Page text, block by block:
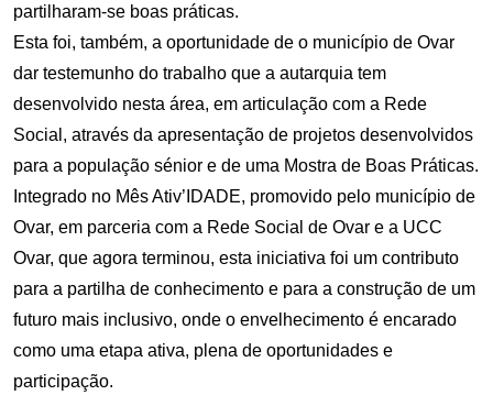
partilharam-se boas práticas.
Esta foi, também, a oportunidade de o município de Ovar
dar testemunho do trabalho que a autarquia tem
desenvolvido nesta área, em articulação com a Rede
Social, através da apresentação de projetos desenvolvidos
para a população sénior e de uma Mostra de Boas Práticas.
Integrado no Mês Ativ’IDADE, promovido pelo município de
Ovar, em parceria com a Rede Social de Ovar e a UCC
Ovar, que agora terminou, esta iniciativa foi um contributo
para a partilha de conhecimento e para a construção de um
futuro mais inclusivo, onde o envelhecimento é encarado
como uma etapa ativa, plena de oportunidades e
participação.